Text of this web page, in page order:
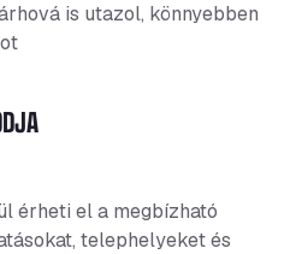
is utazol, könnyebben
érheti el a megbízható
telephelyeket és